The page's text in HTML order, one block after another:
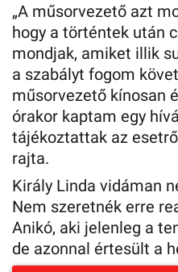
„A műsorvezető azt
hogy a történtek után
mondjak, amiket illik
a szabályt fogom
műsorvezető kínosan
órakor kaptam egy
tájékoztattak az
rajta.
Király Linda vidáman
Nem szeretnék erre
Anikó, aki jelenleg a
de azonnal értesült a